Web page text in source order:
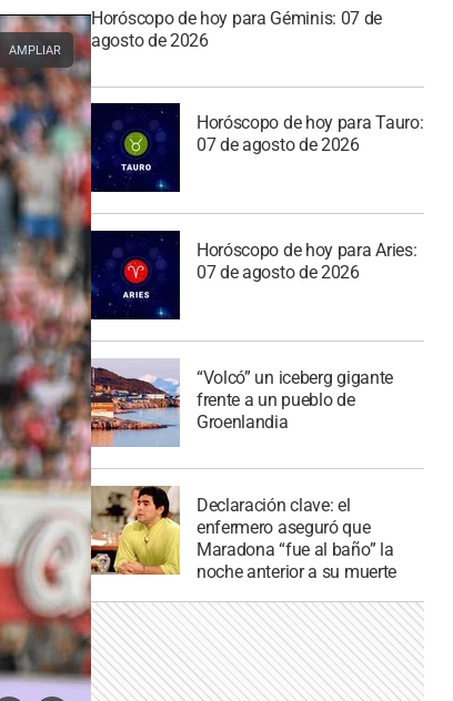
AMPLIAR
Horóscopo de hoy para Géminis: 07 de
agosto de 2026
Horóscopo de hoy para Tauro:
07 de agosto de 2026
Horóscopo de hoy para Aries:
07 de agosto de 2026
“Volcó” un iceberg gigante
frente a un pueblo de
Groenlandia
Declaración clave: el
enfermero aseguró que
Maradona “fue al baño” la
noche anterior a su muerte